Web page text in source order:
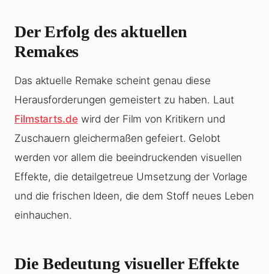
Der Erfolg des aktuellen
Remakes
Das aktuelle Remake scheint genau diese
Herausforderungen gemeistert zu haben. Laut
Filmstarts.dewird der Film von Kritikern und
Zuschauern gleichermaßen gefeiert. Gelobt
werden vor allem die beeindruckenden visuellen
Effekte, die detailgetreue Umsetzung der Vorlage
und die frischen Ideen, die dem Stoff neues Leben
einhauchen.
Die Bedeutung visueller Effekte